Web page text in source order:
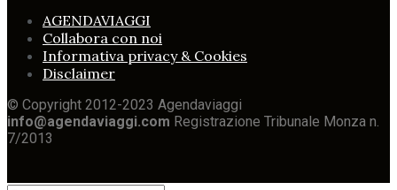
AGENDAVIAGGI
Collabora con noi
Informativa privacy & Cookies
Disclaimer
© Copyright 2012-2023 Agendaviaggi
info@agendaviaggi.com Registrazione Tribunale Monza n.
7/2013